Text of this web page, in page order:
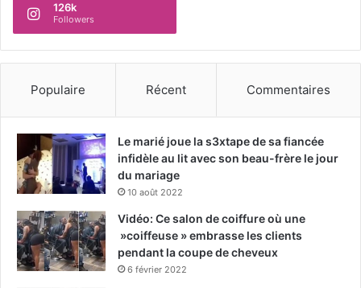
126k
Followers
Populaire Récent Commentaires
Le marié joue la s3xtape de sa fiancée
infidèle au lit avec son beau-frère le jour
du mariage
10 août 2022
Vidéo: Ce salon de coiffure où une
»coiffeuse » embrasse les clients
pendant la coupe de cheveux
6 février 2022